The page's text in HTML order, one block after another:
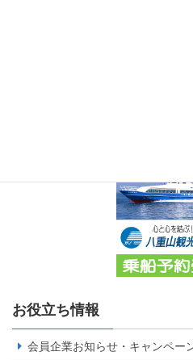
お役立ち情報
会員企業お知らせ・キャンペー